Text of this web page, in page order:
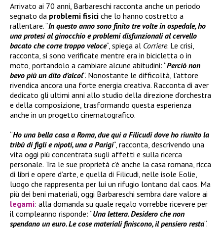
Arrivato ai 70 anni, Barbareschi racconta anche un periodo
segnato da problemi fisici che lo hanno costretto a
rallentare. “In questo anno sono finito tre volte in ospedale, ho
una protesi al ginocchio e problemi disfunzionali al cervello
bacato che corre troppo veloce“, spiega al Corriere. Le crisi,
racconta, si sono verificate mentre era in bicicletta o in
moto, portandolo a cambiare alcune abitudini: “Perciò non
bevo più un dito d’alcol“. Nonostante le difficoltà, l’attore
rivendica ancora una forte energia creativa. Racconta di aver
dedicato gli ultimi anni allo studio della direzione d’orchestra
e della composizione, trasformando questa esperienza
anche in un progetto cinematografico.
“Ho una bella casa a Roma, due qui a Filicudi dove ho riunito la
tribù di figli e nipoti, una a Parigi“, racconta, descrivendo una
vita oggi più concentrata sugli affetti e sulla ricerca
personale. Tra le sue proprietà c’è anche la casa romana, ricca
di libri e opere d’arte, e quella di Filicudi, nelle isole Eolie,
luogo che rappresenta per lui un rifugio lontano dal caos. Ma
più dei beni materiali, oggi Barbareschi sembra dare valore ai
legami: alla domanda su quale regalo vorrebbe ricevere per
il compleanno risponde: “Una lettera. Desidero che non
spendano un euro. Le cose materiali finiscono, il pensiero resta“.